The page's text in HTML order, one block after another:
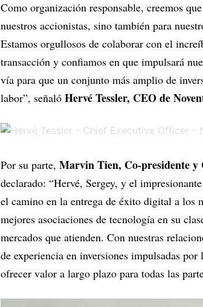
Como organización responsable, creemos
nuestros accionistas, sino también para
Estamos orgullosos de colaborar con el
transacción y confiamos en que impulsará
vía para que un conjunto más amplio de
labor”, señaló Hervé Tessler, CEO de
Por su parte, Marvin Tien, Co-presidente y
declarado: “Hervé, Sergey, y el
el camino en la entrega de éxito digital a los
mejores asociaciones de tecnología en su
mercados que atienden. Con nuestras
de experiencia en inversiones impulsadas
ofrecer valor a largo plazo para todas las